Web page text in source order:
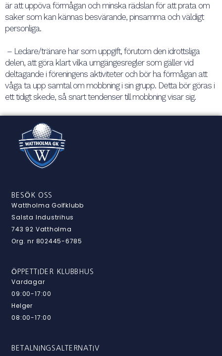
är att uppöva förmågan och minska rädslan för att prata om
saker som kan kännas besvärande, pinsamma och väldigt
personliga.
– Ledare/tränare har som uppgift, förutom den idrottsliga
delen, att göra klart vilka umgängesregler som gäller vid
deltagande i föreningens aktiviteter och bör ha förmågan att
våga ta upp samtal om mobbning i sin grupp. Detta bör göras i
ett tidigt skede, så snart tendenser till mobbning visar sig.
BESÖK OSS
Wattholma Golfklubb
Salsta Industrihus
743 92 Vattholma
Org. nr 802445-6785
ÖPPETTIDER KLUBBHUS
Vardagar
09:00-17:00
Helger
08:00-17:00
BETALNINGSALTERNATIV